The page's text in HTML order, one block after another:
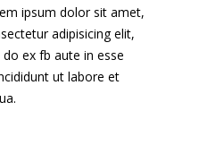
ipsum dolor sit amet,
adipisicing elit,
do ex fb aute in esse
ut labore et